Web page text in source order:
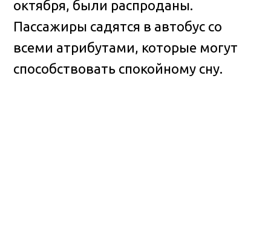
октября, были распроданы.
Пассажиры садятся в автобус со
всеми атрибутами, которые могут
способствовать спокойному сну.